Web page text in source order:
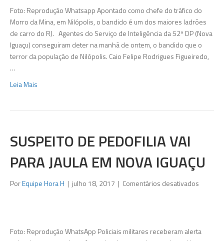
Foto: Reprodução Whatsapp Apontado como chefe do tráfico do
Morro da Mina, em Nilópolis, o bandido é um dos maiores ladrões
de carro do RJ. Agentes do Serviço de Inteligência da 52ª DP (Nova
Iguaçu) conseguiram deter na manhã de ontem, o bandido que o
terror da população de Nilópolis. Caio Felipe Rodrigues Figueiredo,
…
Leia Mais
SUSPEITO DE PEDOFILIA VAI
PARA JAULA EM NOVA IGUAÇU
PorEquipe Hora H | julho 18, 2017 | Comentários desativados
vai
Foto: Reprodução WhatsApp Policiais militares receberam alerta